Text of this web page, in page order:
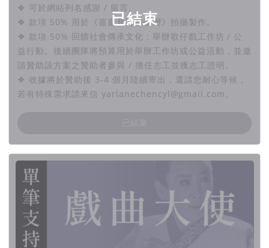
已結束
❖ 可於網站列名感謝 / 留言。
❖ 款項 50% 用於《嘉慶君再遊臺灣》拍攝製作。
❖ 款項 50% 回饋社會傳承文化：舉辦歌仔戲工作坊 / 公
益行動。後續團隊將預算用於舉辦工作坊或公益活動，並邀
請贊助該方案之贊助者參與 / 擔任志工並獲志工證明。
❖ 收據將於贊助後 3-4 個月陸續寄出，還請您耐心等候，
若有特殊需求請來信 yarlanechencyl@gmail.com。